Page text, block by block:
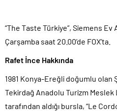
“The Taste Türkiye”, Siemens Ev
Çarşamba saat 20.00’de FOX’ta.
Rafet İnce Hakkında
1981 Konya-Ereğli doğumlu olan
Tekirdağ Anadolu Turizm Meslek
tarafından aldığı bursla, “Le